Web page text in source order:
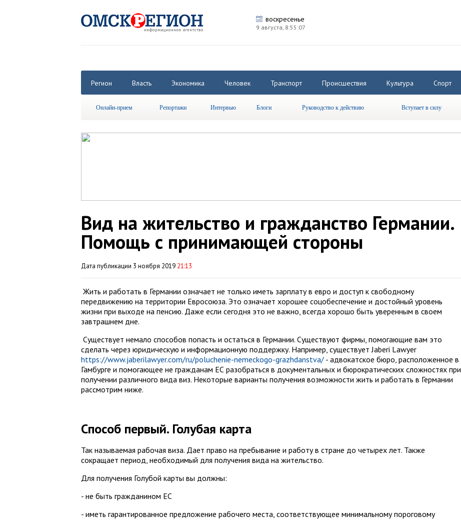
воскресенье
9 августа, 8:55:07
Регион Власть Экономика Человек Транспорт Происшествия Культура Спорт
Онлайн-прием Репортажи Интервью Блоги Руководство к действию Вступает в силу
Вид на жительство и гражданство Германии.
Помощь с принимающей стороны
Дата публикации 3 ноября 2019 21:13
Жить и работать в Германии означает не только иметь зарплату в евро и доступ к свободному
передвижению на территории Евросоюза. Это означает хорошее соцобеспечение и достойный уровень
жизни при выходе на пенсию. Даже если сегодня это не важно, всегда хорошо быть уверенным в своем
завтрашнем дне.
Существует немало способов попасть и остаться в Германии. Существуют фирмы, помогающие вам это
сделать через юридическую и информационную поддержку. Например, существует Jaberi Lawyer
https://www.jaberilawyer.com/ru/poluchenie-nemeckogo-grazhdanstva/ - адвокатское бюро, расположенное в
Гамбурге и помогающее не гражданам ЕС разобраться в документальных и бюрократических сложностях при
получении различного вида виз. Некоторые варианты получения возможности жить и работать в Германии
рассмотрим ниже.
Способ первый. Голубая карта
Так называемая рабочая виза. Дает право на пребывание и работу в стране до четырех лет. Также
сокращает период, необходимый для получения вида на жительство.
Для получения Голубой карты вы должны:
- не быть гражданином ЕС
- иметь гарантированное предложение рабочего места, соответствующее минимальному пороговому